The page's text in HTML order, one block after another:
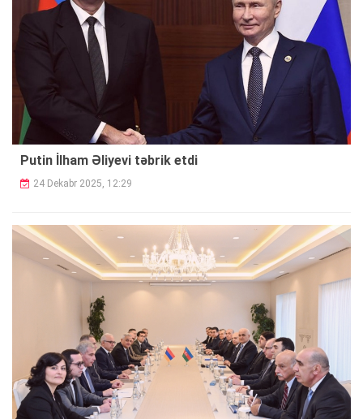
Putin İlham Əliyevi təbrik etdi
24 Dekabr 2025, 12:29